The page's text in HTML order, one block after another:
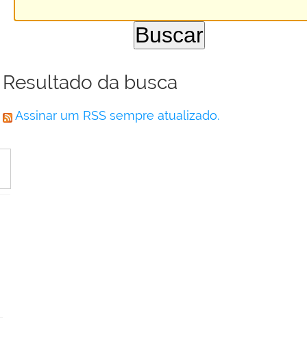
Resultado da busca
Assinar um RSS sempre atualizado.